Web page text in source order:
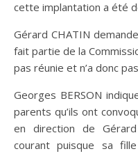
cette implantation a été
Gérard CHATIN
fait partie de la
pas réunie et n’a donc
Georges BERSON
parents qu’ils ont
en direction de
courant puisque sa